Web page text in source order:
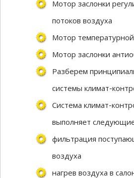
Мотор заслонки
потоков воздуха
Мотор температурной
Мотор заслонки
Разберем
системы климат-
Система климат-
выполняет
фильтрация
воздуха
нагрев воздуха в